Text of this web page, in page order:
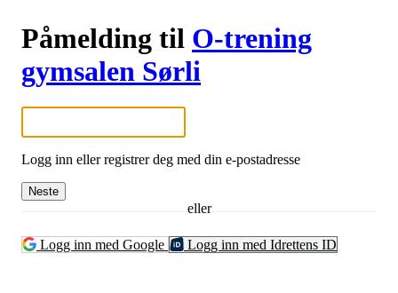
Påmelding til O-trening
gymsalen Sørli
Logg inn eller registrer deg med din e-postadresse
Neste
eller
Logg inn med Google Logg inn med Idrettens ID